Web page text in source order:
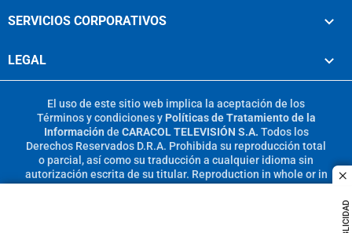
SERVICIOS CORPORATIVOS
LEGAL
El uso de este sitio web implica la aceptación de los
Términos y condicionesy Políticas de Tratamiento de la
Información de CARACOL TELEVISIÓN S.A. Todos los
Derechos Reservados D.R.A. Prohibida su reproducción total
o parcial, así como su traducción a cualquier idioma sin
autorización escrita de su titular. Reproduction in whole or in